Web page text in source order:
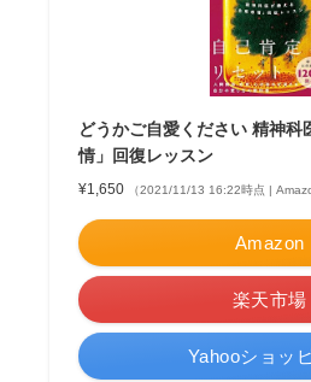
どうかご自愛ください 精神科
情」回復レッスン
¥1,650 （2021/11/13 16:22時点 |
Amazon
楽天市場
Yahooショッ